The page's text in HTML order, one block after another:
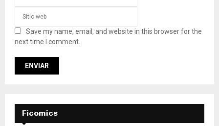
Save my name, email, and website in this browser for the
next time I comment.
Ficomics